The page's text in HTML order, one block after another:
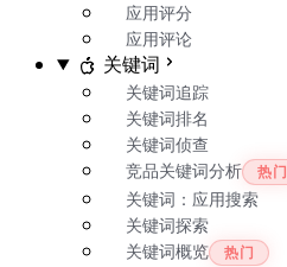
应用评分
应用评论
关键词
关键词追踪
关键词排名
关键词侦查
竞品关键词分析
热门
关键词：应用搜索
关键词探索
关键词概览
热门